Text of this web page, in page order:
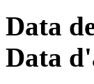
Data
Data